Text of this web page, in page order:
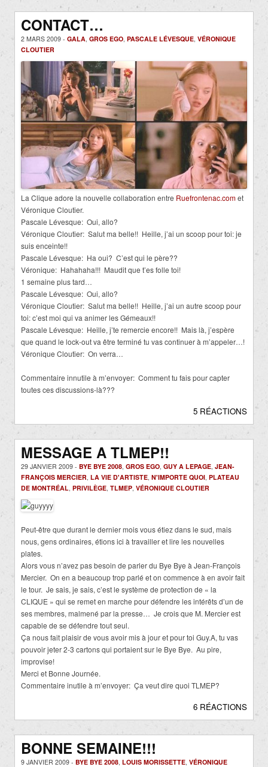
CONTACT…
2 MARS 2009 - GALA, GROS EGO, PASCALE LÉVESQUE, VÉRONIQUE
CLOUTIER
La Clique adore la nouvelle collaboration entre Ruefrontenac.comet
Véronique Cloutier.
Pascale Lévesque: Oui, allo?
Véronique Cloutier: Salut ma belle!! Heille, j’ai un scoop pour toi: je
suis enceinte!!
Pascale Lévesque: Ha oui? C’est qui le père??
Véronique: Hahahaha!!! Maudit que t’es folle toi!
1 semaine plus tard…
Pascale Lévesque: Oui, allo?
Véronique Cloutier: Salut ma belle!! Heille, j’ai un autre scoop pour
toi: c’est moi qui va animer les Gémeaux!!
Pascale Lévesque: Heille, j’te remercie encore!! Mais là, j’espère
que quand le lock-out va être terminé tu vas continuer à m’appeler…!
Véronique Cloutier: On verra…
Commentaire innutile à m’envoyer: Comment tu fais pour capter
toutes ces discussions-là???
5 RÉACTIONS
MESSAGE A TLMEP!!
29 JANVIER 2009 - BYE BYE 2008 GROS EGO GUY A LEPAGE JEAN-
FRANÇOIS MERCIER LA VIE D'ARTISTE N'IMPORTE QUOI PLATEAU
DE MONTRÉAL PRIVILÈGE TLMEP VÉRONIQUE CLOUTIER
Peut-être que durant le dernier mois vous étiez dans le sud, mais
nous, gens ordinaires, étions ici à travailler et lire les nouvelles
plates.
Alors vous n’avez pas besoin de parler du Bye Bye à Jean-François
Mercier. On en a beaucoup trop parlé et on commence à en avoir fait
le tour. Je sais, je sais, c’est le système de protection de « la
CLIQUE » qui se remet en marche pour défendre les intérêts d’un de
ses membres, malmené par la presse… Je crois que M. Mercier est
capable de se défendre tout seul.
Ça nous fait plaisir de vous avoir mis à jour et pour toi Guy.A, tu vas
pouvoir jeter 2-3 cartons qui portaient sur le Bye Bye. Au pire,
improvise!
Merci et Bonne Journée.
Commentaire inutile à m’envoyer: Ça veut dire quoi TLMEP?
6 RÉACTIONS
BONNE SEMAINE!!!
9 JANVIER 2009 - BYE BYE 2008 LOUIS MORISSETTE VÉRONIQUE